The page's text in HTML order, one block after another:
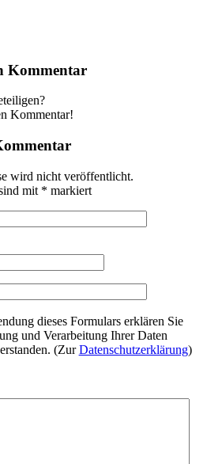
Kommentar
Kommentar!
wird nicht veröffentlicht.
mit * markiert
dieses Formulars erklären Sie
und Verarbeitung Ihrer Daten
(ZurDatenschutzerklärung)